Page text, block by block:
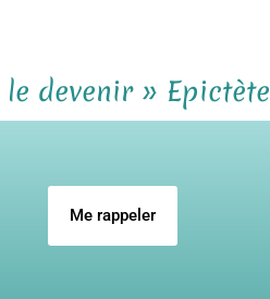
devenir » Epictète
Me rappeler